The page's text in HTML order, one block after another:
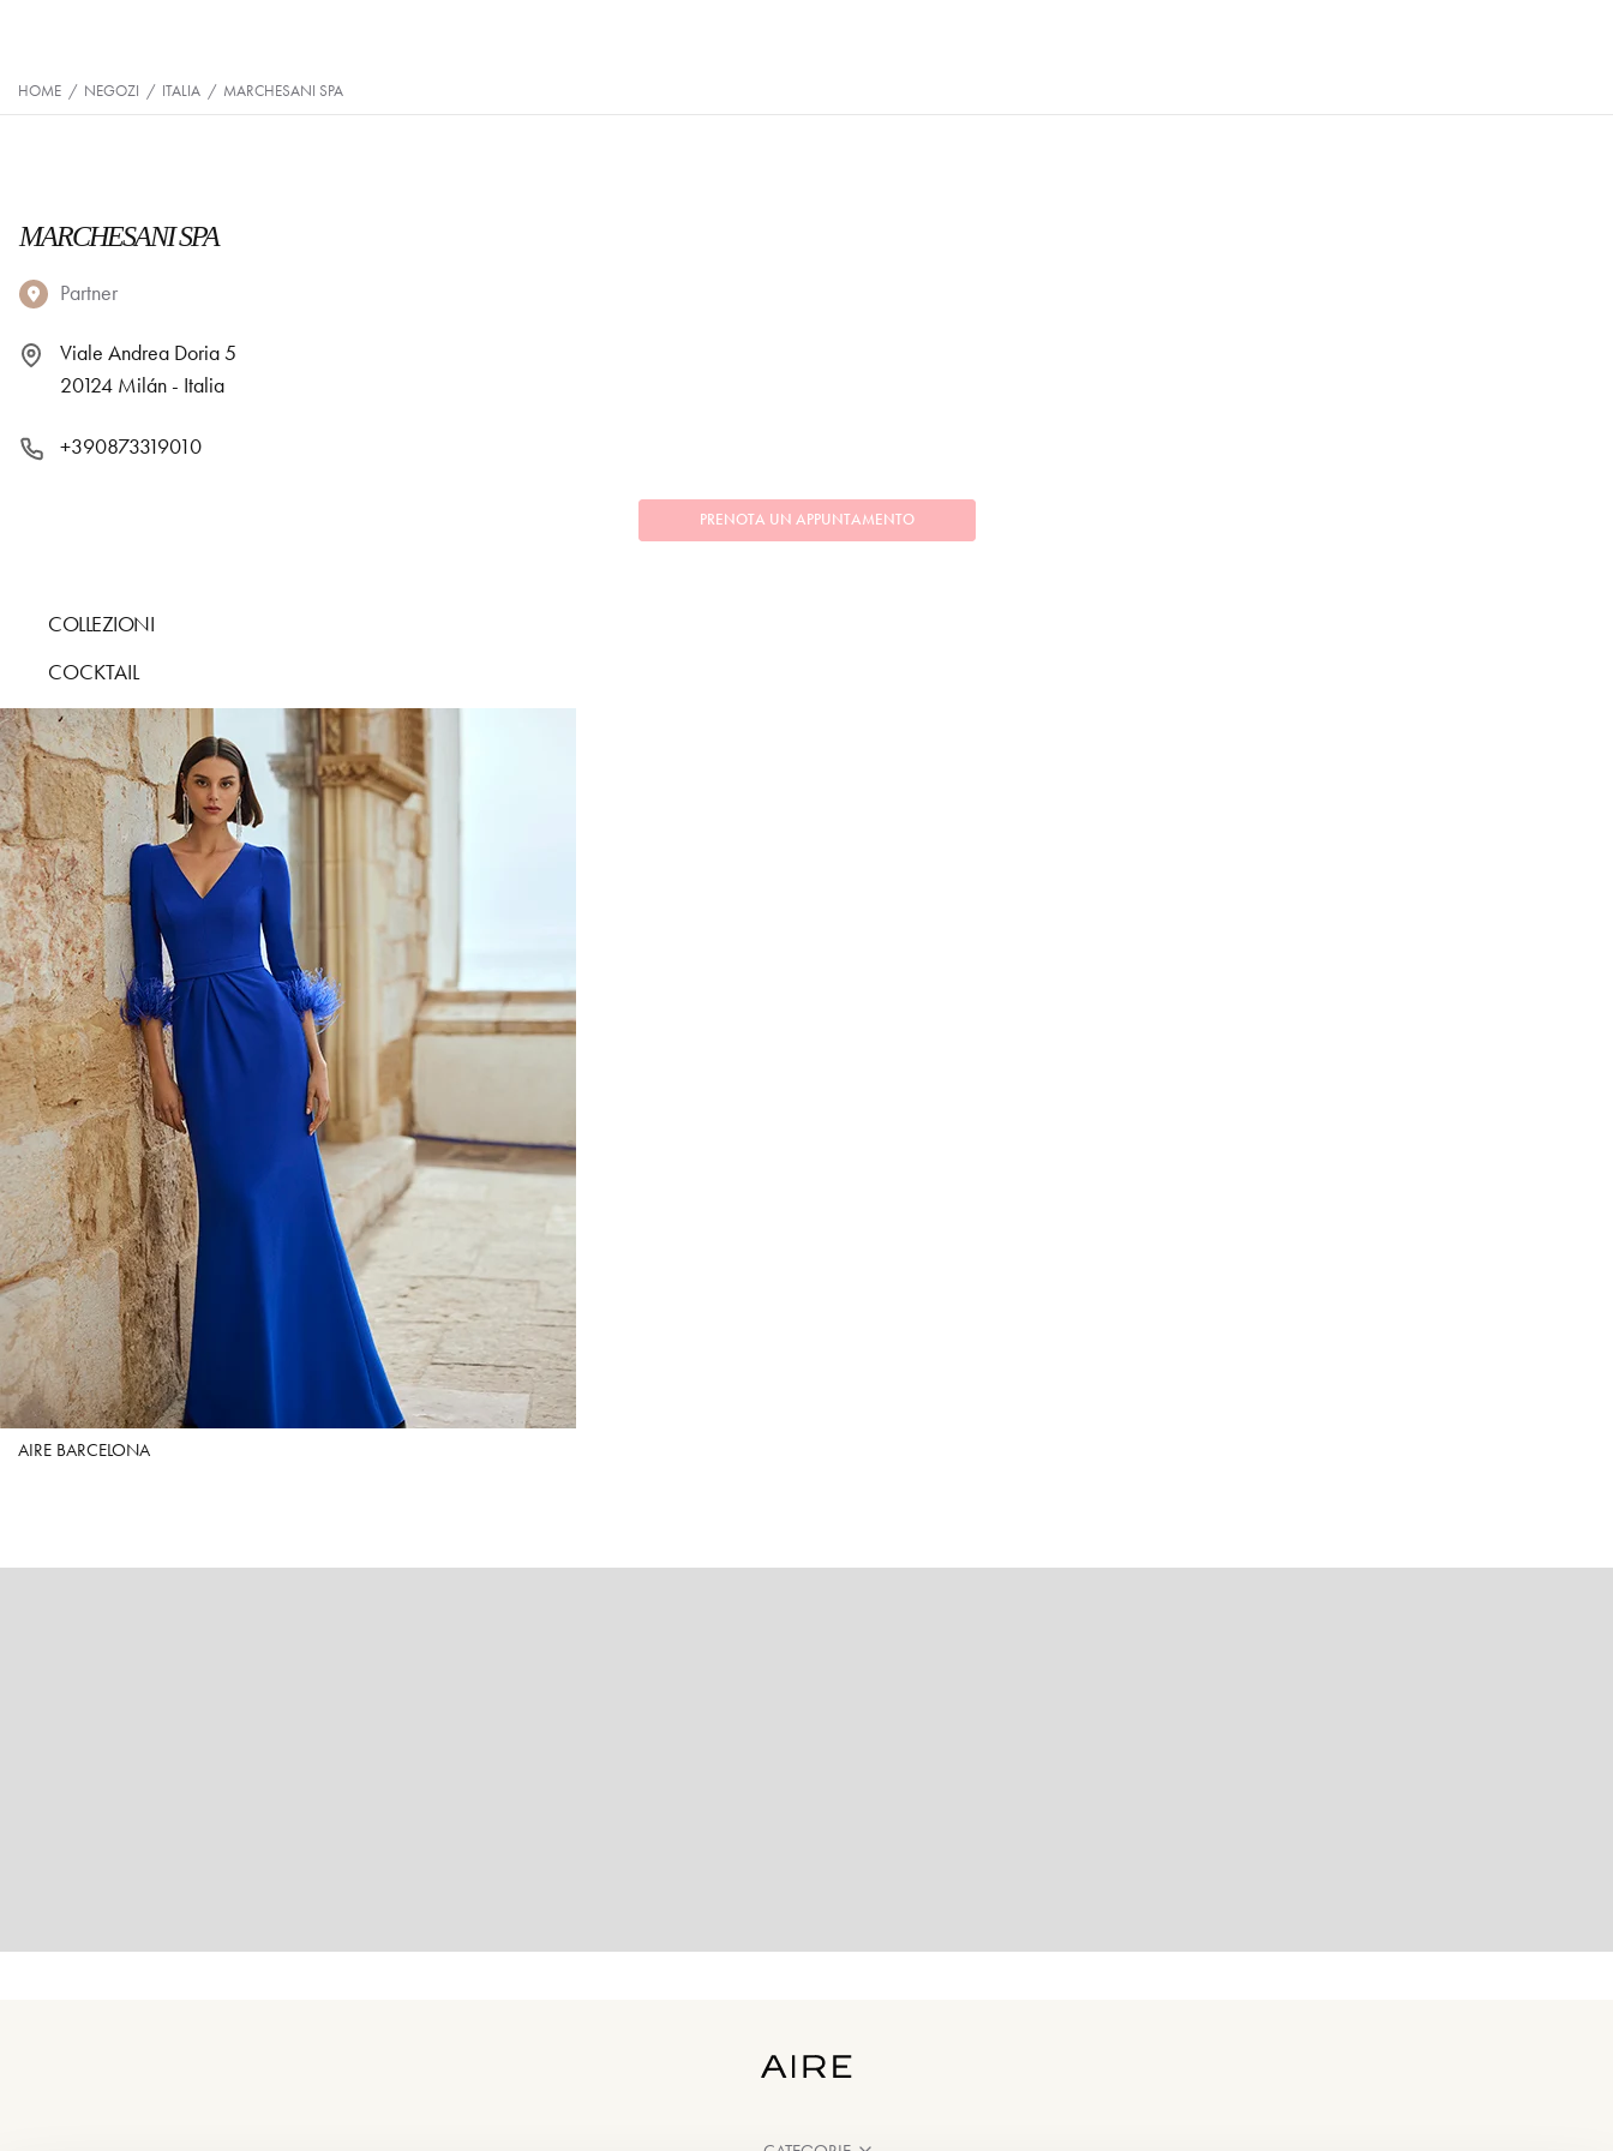
HOME / NEGOZI / ITALIA / MARCHESANI SPA
MARCHESANI SPA
Partner
Viale Andrea Doria 5
20124 Milán - Italia
+390873319010
PRENOTA UN APPUNTAMENTO
COLLEZIONI
COCKTAIL
AIRE BARCELONA